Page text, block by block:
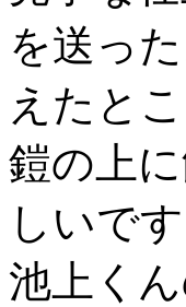
を送っ
えたと
鎧の上
しいで
池上く